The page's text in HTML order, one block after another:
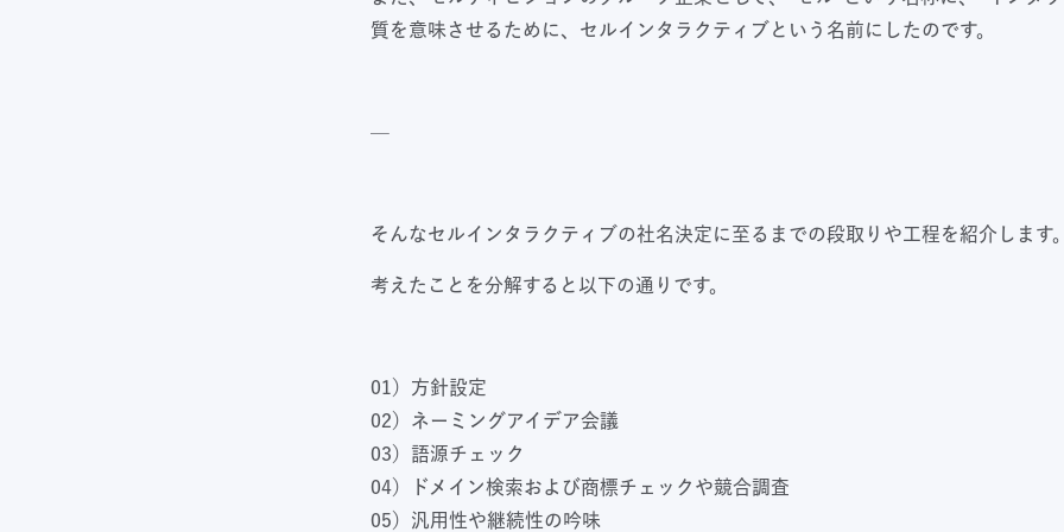
質を意味させるために、セルインタラクティブという名前にしたのです。
—
そんなセルインタラクティブの社名決定に至るまでの段取りや工程を紹介します
考えたことを分解すると以下の通りです。
01）方針設定
02）ネーミングアイデア会議
03）語源チェック
04）ドメイン検索および商標チェックや競合調査
05）汎用性や継続性の吟味